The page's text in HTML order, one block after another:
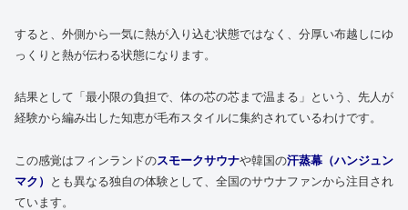
すると、外側から一気に熱が入り込む状態ではなく、分厚い布越しにゆ
っくりと熱が伝わる状態になります。
結果として「最小限の負担で、体の芯の芯まで温まる」という、先人が
経験から編み出した知恵が毛布スタイルに集約されているわけです。
この感覚はフィンランドのスモークサウナや韓国の汗蒸幕（ハンジュン
マク）
とも異なる独自の体験として、全国のサウナファンから注目され
ています。